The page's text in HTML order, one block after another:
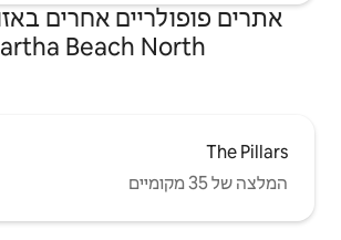
אתרים פופולריים אחרים באזור Mount
Martha